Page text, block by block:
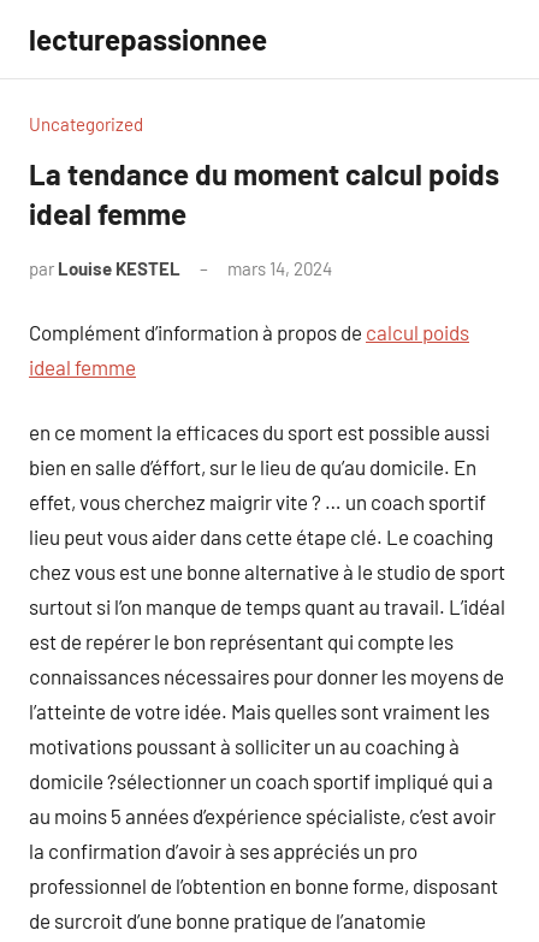
contenu
lecturepassionnee
Uncategorized
La tendance du moment calcul poids
ideal femme
par Louise KESTEL mars 14, 2024
Complément d’information à propos de calcul poids
ideal femme
en ce moment la efficaces du sport est possible aussi
bien en salle d’éffort, sur le lieu de qu’au domicile. En
effet, vous cherchez maigrir vite ? … un coach sportif
lieu peut vous aider dans cette étape clé. Le coaching
chez vous est une bonne alternative à le studio de sport
surtout si l’on manque de temps quant au travail. L’idéal
est de repérer le bon représentant qui compte les
connaissances nécessaires pour donner les moyens de
l’atteinte de votre idée. Mais quelles sont vraiment les
motivations poussant à solliciter un au coaching à
domicile ?sélectionner un coach sportif impliqué qui a
au moins 5 années d’expérience spécialiste, c’est avoir
la confirmation d’avoir à ses appréciés un pro
professionnel de l’obtention en bonne forme, disposant
de surcroit d’une bonne pratique de l’anatomie